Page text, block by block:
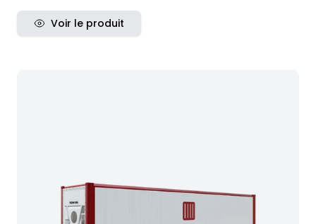
Voir le produit